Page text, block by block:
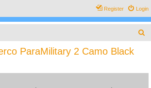
Login
Register